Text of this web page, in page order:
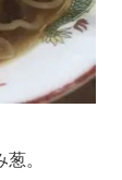
。